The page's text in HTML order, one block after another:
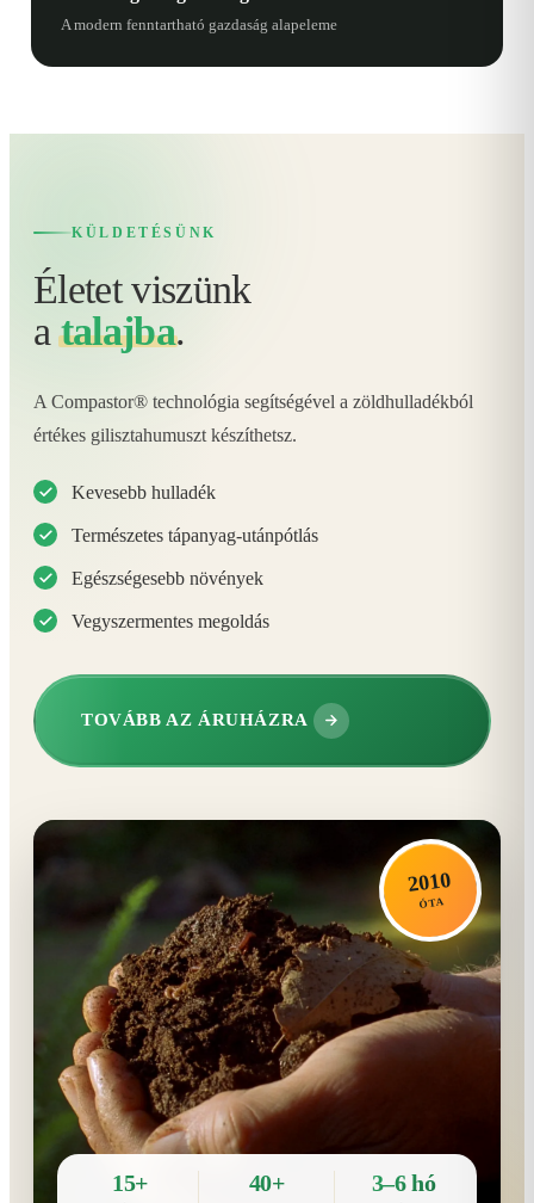
A modern fenntartható gazdaság alapeleme
KÜLDETÉSÜNK
Életet viszünk
atalajba.
A Compastor® technológia segítségével a zöldhulladékból
értékes gilisztahumuszt készíthetsz.
Kevesebb hulladék
Természetes tápanyag-utánpótlás
Egészségesebb növények
Vegyszermentes megoldás
TOVÁBB AZ ÁRUHÁZRA
2010
ÓTA
15+ 40+ 3–6 hó